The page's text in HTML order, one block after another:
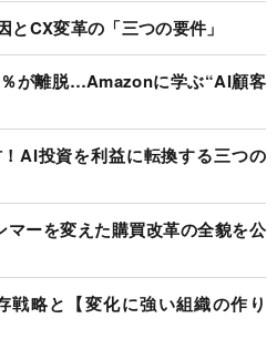
CX変革の「三つの要件」
％が離脱…Amazonに学ぶ“AI顧客
AI投資を利益に転換する三つの
ーを変えた購買改革の全貌を公
戦略と【変化に強い組織の作り